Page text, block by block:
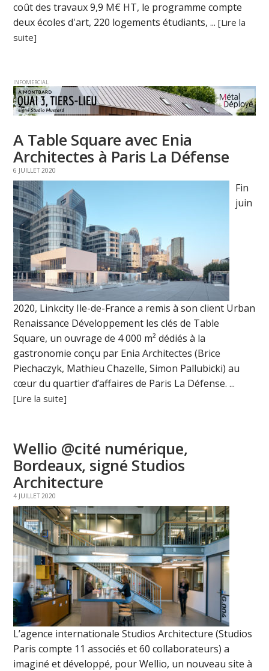
coût des travaux 9,9 M€ HT, le programme compte
deux écoles d'art, 220 logements étudiants, ...[Lire la
suite]
INFOMERCIAL
A Table Square avec Enia
Architectes à Paris La Défense
6 JUILLET 2020
Fin
juin
2020, Linkcity Ile-de-France a remis à son client Urban
Renaissance Développement les clés de Table
Square, un ouvrage de 4 000 m² dédiés à la
gastronomie conçu par Enia Architectes (Brice
Piechaczyk, Mathieu Chazelle, Simon Pallubicki) au
cœur du quartier d’affaires de Paris La Défense. ...
[Lire la suite]
Wellio @cité numérique,
Bordeaux, signé Studios
Architecture
4 JUILLET 2020
L’agence internationale Studios Architecture (Studios
Paris compte 11 associés et 60 collaborateurs) a
imaginé et développé, pour Wellio, un nouveau site à